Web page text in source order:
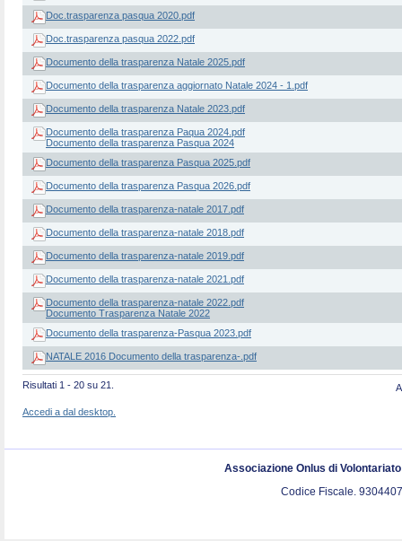
Doc.trasparenza pasqua 2020.pdf
Doc.trasparenza pasqua 2022.pdf
Documento della trasparenza Natale 2025.pdf
Documento della trasparenza aggiornato Natale 2024 - 1.pdf
Documento della trasparenza Natale 2023.pdf
Documento della trasparenza Paqua 2024.pdf
Documento della trasparenza Pasqua 2024
Documento della trasparenza Pasqua 2025.pdf
Documento della trasparenza Pasqua 2026.pdf
Documento della trasparenza-natale 2017.pdf
Documento della trasparenza-natale 2018.pdf
Documento della trasparenza-natale 2019.pdf
Documento della trasparenza-natale 2021.pdf
Documento della trasparenza-natale 2022.pdf
Documento Trasparenza Natale 2022
Documento della trasparenza-Pasqua 2023.pdf
NATALE 2016 Documento della trasparenza-.pdf
Risultati 1 - 20 su 21.
Accedi a dal desktop.
Associazione Onlus di
Codice Fiscale.